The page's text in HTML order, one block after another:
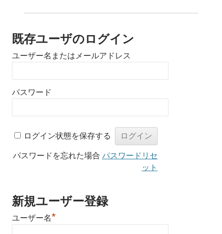
既存ユーザのログイン
ユーザー名またはメールアドレス
パスワード
ログイン状態を保存する
パスワードを忘れた場合 パスワードリセ
ット
新規ユーザー登録
ユーザー名*